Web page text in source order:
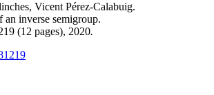
Vicent Pérez-Calabuig.
an inverse semigroup.
(12 pages), 2020.